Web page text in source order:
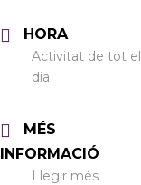
HORA
Activitat de tot el
dia
MÉS
INFORMACIÓ
Llegir més